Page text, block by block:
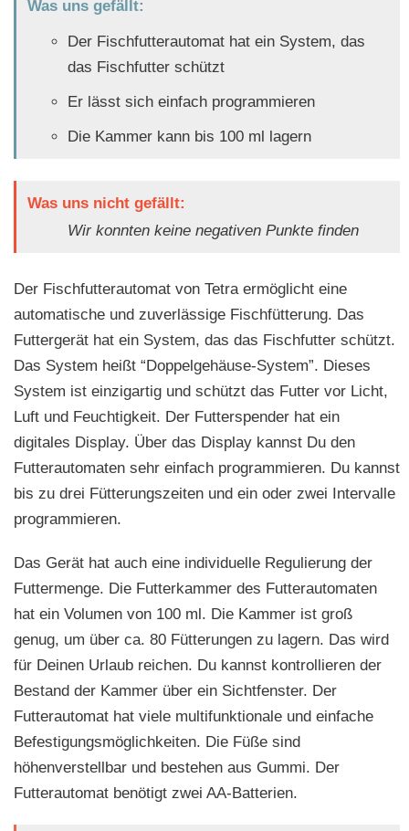
Was uns gefällt:
Der Fischfutterautomat hat ein System, das
das Fischfutter schützt
Er lässt sich einfach programmieren
Die Kammer kann bis 100 ml lagern
Was uns nicht gefällt:
Wir konnten keine negativen Punkte finden
Der Fischfutterautomat von Tetra ermöglicht eine
automatische und zuverlässige Fischfütterung. Das
Futtergerät hat ein System, das das Fischfutter schützt.
Das System heißt “Doppelgehäuse-System”. Dieses
System ist einzigartig und schützt das Futter vor Licht,
Luft und Feuchtigkeit. Der Futterspender hat ein
digitales Display. Über das Display kannst Du den
Futterautomaten sehr einfach programmieren. Du kannst
bis zu drei Fütterungszeiten und ein oder zwei Intervalle
programmieren.
Das Gerät hat auch eine individuelle Regulierung der
Futtermenge. Die Futterkammer des Futterautomaten
hat ein Volumen von 100 ml. Die Kammer ist groß
genug, um über ca. 80 Fütterungen zu lagern. Das wird
für Deinen Urlaub reichen. Du kannst kontrollieren der
Bestand der Kammer über ein Sichtfenster. Der
Futterautomat hat viele multifunktionale und einfache
Befestigungsmöglichkeiten. Die Füße sind
höhenverstellbar und bestehen aus Gummi. Der
Futterautomat benötigt zwei AA-Batterien.